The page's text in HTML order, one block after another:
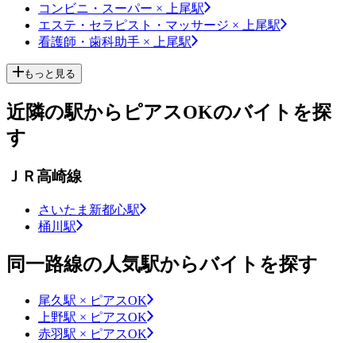
コンビニ・スーパー × 上尾駅
エステ・セラピスト・マッサージ × 上尾駅
看護師・歯科助手 × 上尾駅
もっと見る
近隣の駅からピアスOKのバイトを探
す
ＪＲ高崎線
さいたま新都心駅
桶川駅
同一路線の人気駅からバイトを探す
尾久駅 × ピアスOK
上野駅 × ピアスOK
赤羽駅 × ピアスOK